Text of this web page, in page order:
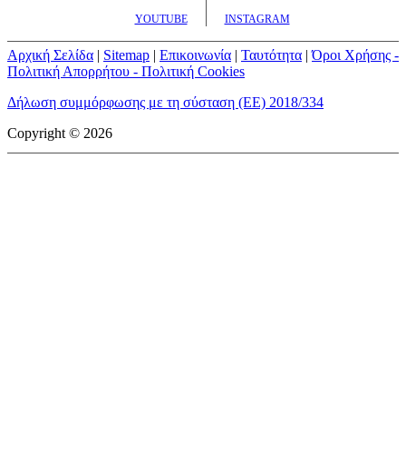
YOUTUBE INSTAGRAM
Αρχική Σελίδα | Sitemap | Επικοινωνία | Ταυτότητα |Όροι Χρήσης -
Πολιτική Απορρήτου - Πολιτική Cookies
Δήλωση συμμόρφωσης με τη σύσταση (ΕΕ) 2018/334
Copyright © 2026